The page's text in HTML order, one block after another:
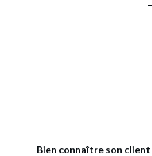
Bien connaître son